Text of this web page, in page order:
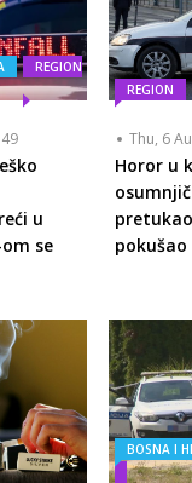
REGION
u
se
REGION
Thu, 6
Horor u
BOSNA I